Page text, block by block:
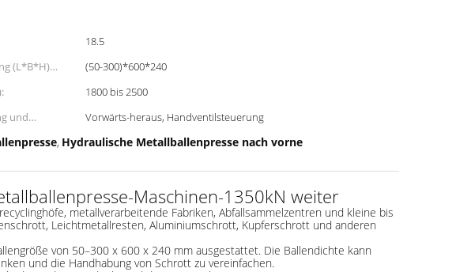
18.5
(L*B*H)
(50-300)*600*240
1800 bis 2500
und
Vorwärts-heraus, Handventilsteuerung
, Hydraulische Metallballenpresse nach vorne
Maschinen-1350kN weiter
metallverarbeitende Fabriken, Abfallsammelzentren und kleine bis
Leichtmetallresten, Aluminiumschrott, Kupferschrott und anderen
von 50–300 x 600 x 240 mm ausgestattet. Die Ballendichte kann
und die Handhabung von Schrott zu vereinfachen.